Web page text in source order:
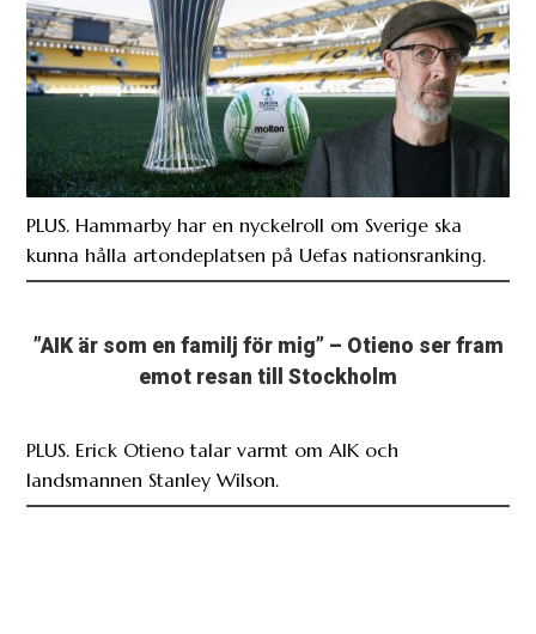
PLUS. Hammarby har en nyckelroll om Sverige ska
kunna hålla artondeplatsen på Uefas nationsranking.
”AIK är som en familj för mig” – Otieno ser fram
emot resan till Stockholm
PLUS. Erick Otieno talar varmt om AIK och
landsmannen Stanley Wilson.